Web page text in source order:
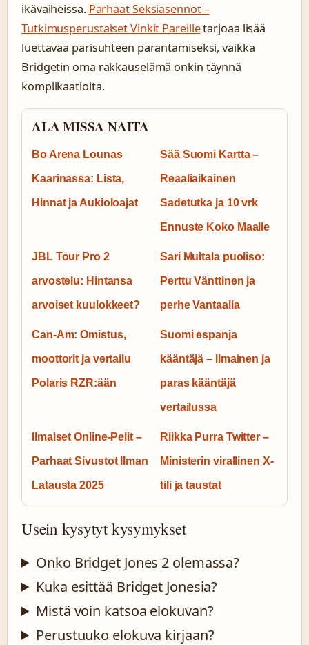
ikävaiheissa. Parhaat Seksiasennot –
Tutkimusperustaiset Vinkit Pareilletarjoaa lisää
luettavaa parisuhteen parantamiseksi, vaikka
Bridgetin oma rakkauselämä onkin täynnä
komplikaatioita.
ALA MISSA NAITA
Bo Arena Lounas
Kaarinassa: Lista,
Hinnat ja Aukioloajat
Sää Suomi Kartta –
Reaaliaikainen
Sadetutka ja 10 vrk
Ennuste Koko Maalle
JBL Tour Pro 2
arvostelu: Hintansa
arvoiset kuulokkeet?
Sari Multala puoliso:
Perttu Vänttinen ja
perhe Vantaalla
Can-Am: Omistus,
moottorit ja vertailu
Polaris RZR:ään
Suomi espanja
kääntäjä – Ilmainen ja
paras kääntäjä
vertailussa
Ilmaiset Online-Pelit –
Parhaat Sivustot Ilman
Latausta 2025
Riikka Purra Twitter –
Ministerin virallinen X-
tili ja taustat
Usein kysytyt kysymykset
Onko Bridget Jones 2 olemassa?
Kuka esittää Bridget Jonesia?
Mistä voin katsoa elokuvan?
Perustuuko elokuva kirjaan?